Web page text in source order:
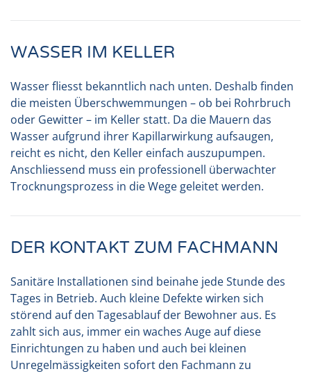
WASSER IM KELLER
Wasser fliesst bekanntlich nach unten. Deshalb finden
die meisten Überschwemmungen – ob bei Rohrbruch
oder Gewitter – im Keller statt. Da die Mauern das
Wasser aufgrund ihrer Kapillarwirkung aufsaugen,
reicht es nicht, den Keller einfach auszupumpen.
Anschliessend muss ein professionell überwachter
Trocknungsprozess in die Wege geleitet werden.
DER KONTAKT ZUM FACHMANN
Sanitäre Installationen sind beinahe jede Stunde des
Tages in Betrieb. Auch kleine Defekte wirken sich
störend auf den Tagesablauf der Bewohner aus. Es
zahlt sich aus, immer ein waches Auge auf diese
Einrichtungen zu haben und auch bei kleinen
Unregelmässigkeiten sofort den Fachmann zu